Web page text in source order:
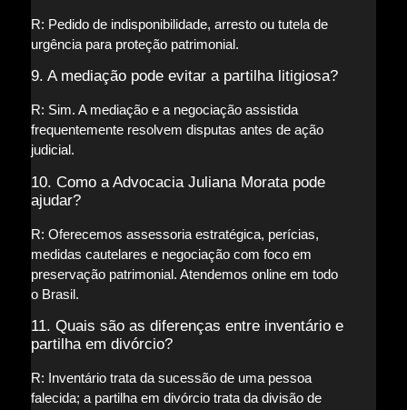
R: Pedido de indisponibilidade, arresto ou tutela de
urgência para proteção patrimonial.
9. A mediação pode evitar a partilha litigiosa?
R: Sim. A mediação e a negociação assistida
frequentemente resolvem disputas antes de ação
judicial.
10. Como a Advocacia Juliana Morata pode
ajudar?
R: Oferecemos assessoria estratégica, perícias,
medidas cautelares e negociação com foco em
preservação patrimonial. Atendemos online em todo
o Brasil.
11. Quais são as diferenças entre inventário e
partilha em divórcio?
R: Inventário trata da sucessão de uma pessoa
falecida; a partilha em divórcio trata da divisão de